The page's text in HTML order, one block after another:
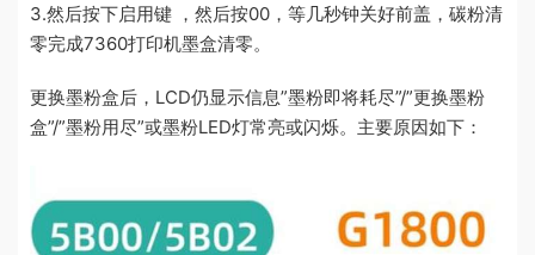
3.然后按下启用键 ，然后按00，等几秒钟关好前盖，碳粉清
零完成7360打印机墨盒清零。
更换墨粉盒后，LCD仍显示信息”墨粉即将耗尽”/”更换墨粉
盒”/”墨粉用尽”或墨粉LED灯常亮或闪烁。主要原因如下：